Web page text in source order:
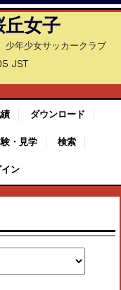
丘女子
少年少女サッカークラブ
JST
ダウンロード
・見学 検索
イン